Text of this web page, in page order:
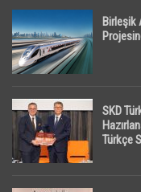
Birleşik
SKD
Türkçe